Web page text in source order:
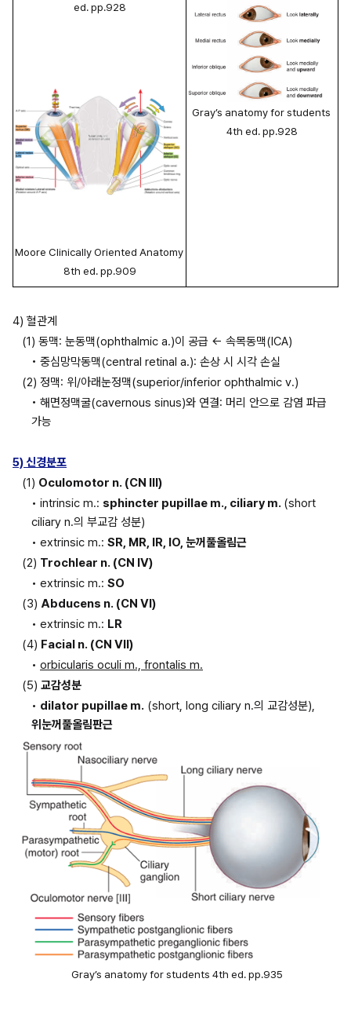
ed. pp.928
Moore Clinically Oriented Anatomy
8th ed. pp.909
Gray’s anatomy for students
4th ed. pp.928
4) 혈관계
(1) 동맥: 눈동맥(ophthalmic a.)이 공급 ← 속목동맥(ICA)
• 중심망막동맥(central retinal a.): 손상 시 시각 손실
(2) 정맥: 위/아래눈정맥(superior/inferior ophthalmic v.)
• 해면정맥굴(cavernous sinus)와 연결: 머리 안으로 감염 파급
가능
5) 신경분포
(1) Oculomotor n. (CN III)
• intrinsic m.: sphincter pupillae m., ciliary m. (short
ciliary n.의 부교감 성분)
• extrinsic m.: SR, MR, IR, IO, 눈꺼풀올림근
(2) Trochlear n. (CN IV)
• extrinsic m.: SO
(3) Abducens n. (CN VI)
• extrinsic m.: LR
(4) Facial n. (CN VII)
• orbicularis oculi m., frontalis m.
(5) 교감성분
• dilator pupillae m.
위눈꺼풀올림판근
Gray’s anatomy for students 4th ed. pp.935